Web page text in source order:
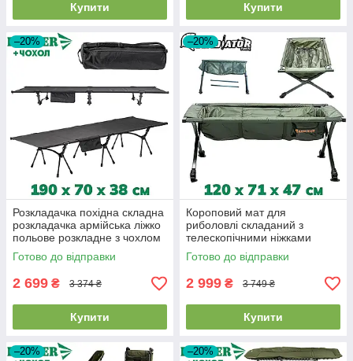
Купити Купити
–20%
Розкладачка похідна складна
розкладачка армійська ліжко
польове розкладне з чохлом
Ranger Compact Hike
Готово до відправки
2 699 ₴ 3 374 ₴
Купити
–20%
Короповий мат для
риболовлі складаний з
телескопічними ніжками
регульований для
карпфішингу GLADIATOR
Готово до відправки
2 999 ₴ 3 749 ₴
Купити
–20% –20%